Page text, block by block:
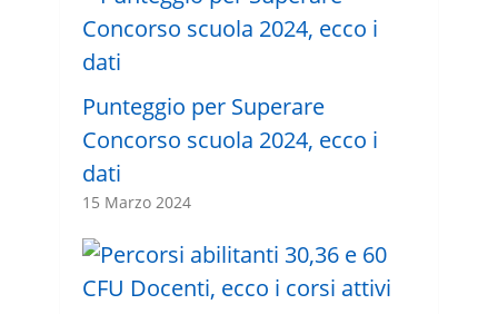
Punteggio per Superare
Concorso scuola 2024, ecco i
dati
15 Marzo 2024